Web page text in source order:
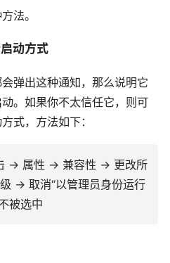
法。
动方式
弹出这种通知，那么说明它
。如果你不太信任它，则可
式，方法如下：
-> 属性 -> 兼容性 -> 更改所
-> 取消“以管理员身份运行
被选中